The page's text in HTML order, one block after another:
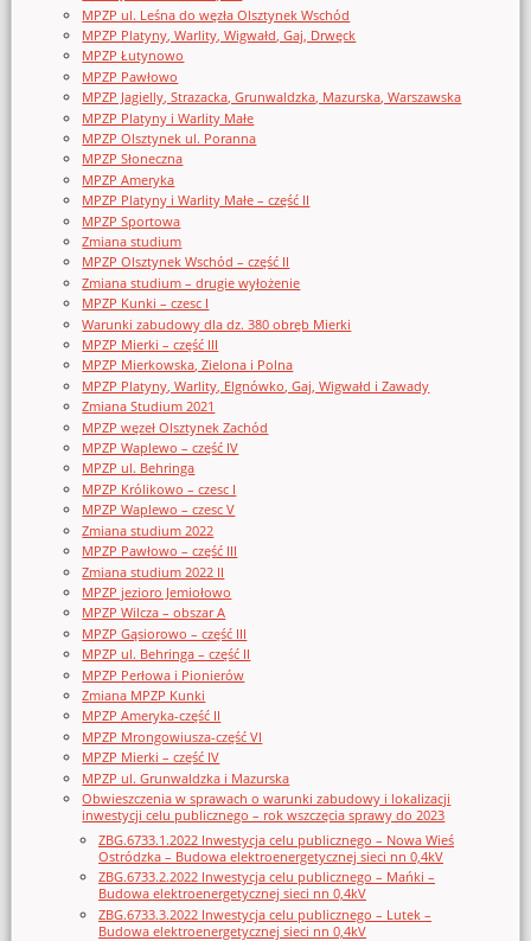
MPZP ul. Leśna do węzła Olsztynek Wschód
MPZP Platyny, Warlity, Wigwałd, Gaj, Drwęck
MPZP Łutynowo
MPZP Pawłowo
MPZP Jagielly, Strazacka, Grunwaldzka, Mazurska, Warszawska
MPZP Platyny i Warlity Małe
MPZP Olsztynek ul. Poranna
MPZP Słoneczna
MPZP Ameryka
MPZP Platyny i Warlity Małe – część II
MPZP Sportowa
Zmiana studium
MPZP Olsztynek Wschód – część II
Zmiana studium – drugie wyłożenie
MPZP Kunki – czesc I
Warunki zabudowy dla dz. 380 obręb Mierki
MPZP Mierki – część III
MPZP Mierkowska, Zielona i Polna
MPZP Platyny, Warlity, Elgnówko, Gaj, Wigwałd i Zawady
Zmiana Studium 2021
MPZP węzeł Olsztynek Zachód
MPZP Waplewo – część IV
MPZP ul. Behringa
MPZP Królikowo – czesc I
MPZP Waplewo – czesc V
Zmiana studium 2022
MPZP Pawłowo – część III
Zmiana studium 2022 II
MPZP jezioro Jemiołowo
MPZP Wilcza – obszar A
MPZP Gąsiorowo – część III
MPZP ul. Behringa – część II
MPZP Perłowa i Pionierów
Zmiana MPZP Kunki
MPZP Ameryka-część II
MPZP Mrongowiusza-część VI
MPZP Mierki – część IV
MPZP ul. Grunwaldzka i Mazurska
Obwieszczenia w sprawach o warunki zabudowy i lokalizacji
inwestycji celu publicznego – rok wszczęcia sprawy do 2023
ZBG.6733.1.2022 Inwestycja celu publicznego – Nowa Wieś
Ostródzka – Budowa elektroenergetycznej sieci nn 0,4kV
ZBG.6733.2.2022 Inwestycja celu publicznego – Mańki –
Budowa elektroenergetycznej sieci nn 0,4kV
ZBG.6733.3.2022 Inwestycja celu publicznego – Lutek –
Budowa elektroenergetycznej sieci nn 0,4kV